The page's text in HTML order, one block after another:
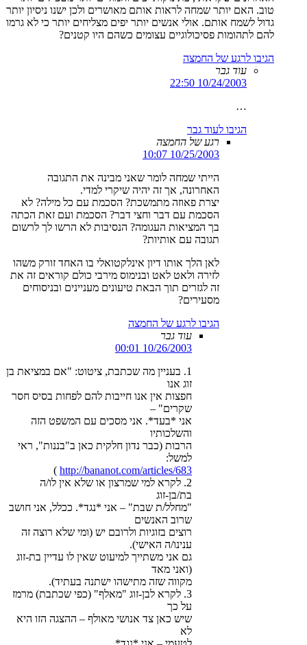
טוב. האם יותר שמחה לראות אותם מאושרים ולכן ישנו ניסיון יותר
גדול לשמח אותם. אולי אנשים יותר יפים מצליחים יותר כי לא גרמו
להם לתהומות פסיכולוגיים עצומים כשהם היו קטנים?
הגיבו לרגע של החמצה
עוד גבר
10/24/2003 22:50
…
הגיבו לעוד גבר
רגע של החמצה
10/25/2003 10:07
הייתי שמחה לומר שאני מבינה את התגובה
האחרונה, אך זה יהיה שיקרי למדי.
יצרת פאוזה מתמשכת? הסכמת עם כל מילה? לא
הסכמת עם דבר וחצי דבר? הסכמת ועם זאת הכתה
בך המציאות העגומה? הנסיבות לא הרשו לך לרשום
תגובה עם אותיות?
לאן הלך אותו דיון אינלקטואלי בו האחד זורק משהו
לזירה ולאט לאט ובנימוס מירבי כולם קוראים זה את
זה לגזרים תוך הבאת טיעונים מעניינים ובניסוחים
מסעירים?
הגיבו לרגע של החמצה
עוד גבר
10/26/2003 00:01
1. בעניין מה שכתבת, ציטוט: "אם במציאת בן
זוג אנו
חפצות אין אנו חייבות להם לפחות בסיס חסר
שקרים" –
אני *בעד*. אני מסכים עם המשפט הזה
והשלכותיו
הרבות (כבר נדון חלקית כאן ב"בננות", ראי
למשל:
http://bananot.com/articles/683
)
2. לקרא למי שמרצון או שלא אין לו/ה
בת/בן-זוג
"מחלל/ת שבת" – אני *נגד*. ככלל, אני חושב
שרוב האנשים
רוצים בזוגיות ולרובם יש (ומי שלא רוצה זה
ענינו/ה האישי).
גם אני משתייך למיעוט שאין לו עדיין בת-זוג
(ואני מאד
מקווה שזה מתישהו ישתנה בעתיד).
3. לקרא לבן-זוג "מאלף" (כפי שכתבת) מרמז
על כך
שיש כאן צד אנושי מאולף – ההצגה הזו היא
לא